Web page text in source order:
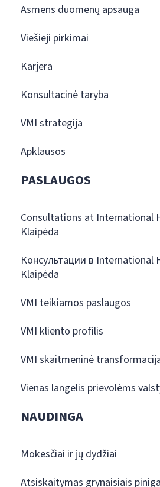
Asmens duomenų apsauga
Viešieji pirkimai
Karjera
Konsultacinė taryba
VMI strategija
Apklausos
PASLAUGOS
Consultations at International
Klaipėda
Консультации в International
Klaipėda
VMI teikiamos paslaugos
VMI kliento profilis
VMI skaitmeninė
Vienas langelis prievolėms
NAUDINGA
Mokesčiai ir jų dydžiai
Atsiskaitymas grynaisiais